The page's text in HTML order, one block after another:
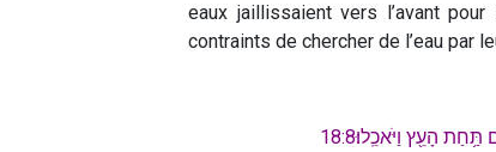
eaux jaillissaient vers l’avant
contraints de chercher de l’eau par
הָעֵ֖ץ וַיֹּאכֵֽלוּ׃18:8